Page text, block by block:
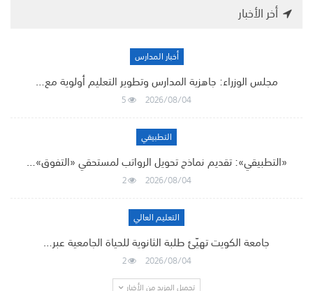
أخر الأخبار
أخبار المدارس
مجلس الوزراء: جاهزية المدارس وتطوير التعليم أولوية مع…
2026/08/04
5
التطبيقي
«التطبيقي»: تقديم نماذج تحويل الرواتب لمستحقي «التفوق»…
2026/08/04
2
التعليم العالي
جامعة الكويت تهيّئ طلبة الثانوية للحياة الجامعية عبر…
2026/08/04
2